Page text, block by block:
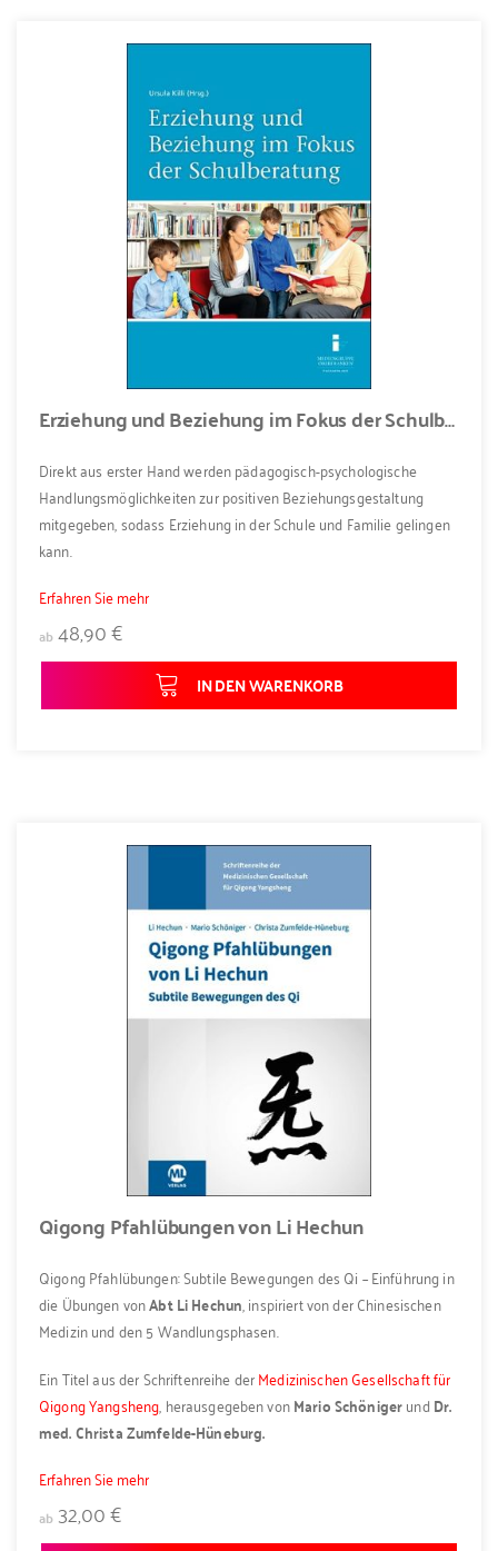
Erziehung und Beziehung im Fokus der Schulberatung
Direkt aus erster Hand werden pädagogisch-psychologische
Handlungsmöglichkeiten zur positiven Beziehungsgestaltung
mitgegeben, sodass Erziehung in der Schule und Familie gelingen
kann.
Erfahren Sie mehr
ab48,90 €
IN DEN WARENKORB
Qigong Pfahlübungen von Li Hechun
Qigong Pfahlübungen: Subtile Bewegungen des Qi – Einführung in
die Übungen vonAbt Li Hechun, inspiriert von der Chinesischen
Medizin und den 5 Wandlungsphasen.
Ein Titel aus der Schriftenreihe derMedizinischen Gesellschaft für
Qigong Yangsheng, herausgegeben vonMario Schönigerund Dr.
med. Christa Zumfelde-Hüneburg.
Erfahren Sie mehr
ab 32,00 €